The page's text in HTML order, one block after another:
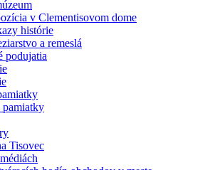
v Clementisovom dome
histórie
a remeslá
podujatia
Tisovec